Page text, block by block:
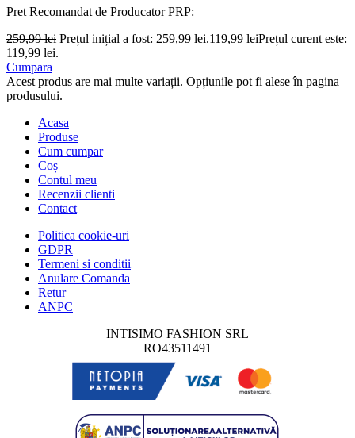
Pret Recomandat de ProducatorPRP:
259,99lei Prețul inițial a fost: 259,99 lei.119,99 leiPrețul curent este:
119,99 lei.
Cumpara
Acest produs are mai multe variații. Opțiunile pot fi alese în pagina
produsului.
Acasa
Produse
Cum cumpar
Coș
Contul meu
Recenzii clienti
Contact
Politica cookie-uri
GDPR
Termeni si conditii
Anulare Comanda
Retur
ANPC
INTISIMO FASHION SRL
RO43511491